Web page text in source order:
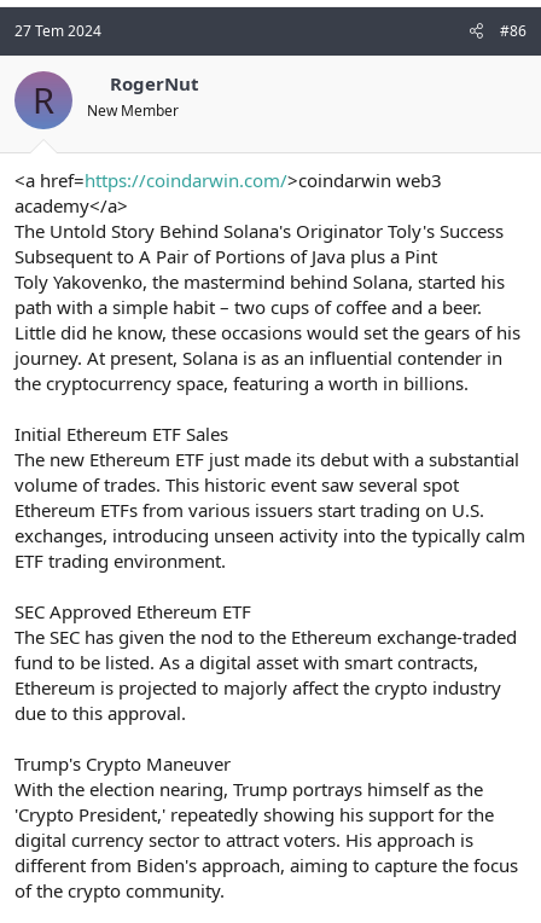
27 Tem 2024 #86
R RogerNut
New Member
<a href=https://coindarwin.com/>coindarwin web3
academy</a>
The Untold Story Behind Solana's Originator Toly's Success
Subsequent to A Pair of Portions of Java plus a Pint
Toly Yakovenko, the mastermind behind Solana, started his
path with a simple habit – two cups of coffee and a beer.
Little did he know, these occasions would set the gears of his
journey. At present, Solana is as an influential contender in
the cryptocurrency space, featuring a worth in billions.
Initial Ethereum ETF Sales
The new Ethereum ETF just made its debut with a substantial
volume of trades. This historic event saw several spot
Ethereum ETFs from various issuers start trading on U.S.
exchanges, introducing unseen activity into the typically calm
ETF trading environment.
SEC Approved Ethereum ETF
The SEC has given the nod to the Ethereum exchange-traded
fund to be listed. As a digital asset with smart contracts,
Ethereum is projected to majorly affect the crypto industry
due to this approval.
Trump's Crypto Maneuver
With the election nearing, Trump portrays himself as the
'Crypto President,' repeatedly showing his support for the
digital currency sector to attract voters. His approach is
different from Biden's approach, aiming to capture the focus
of the crypto community.